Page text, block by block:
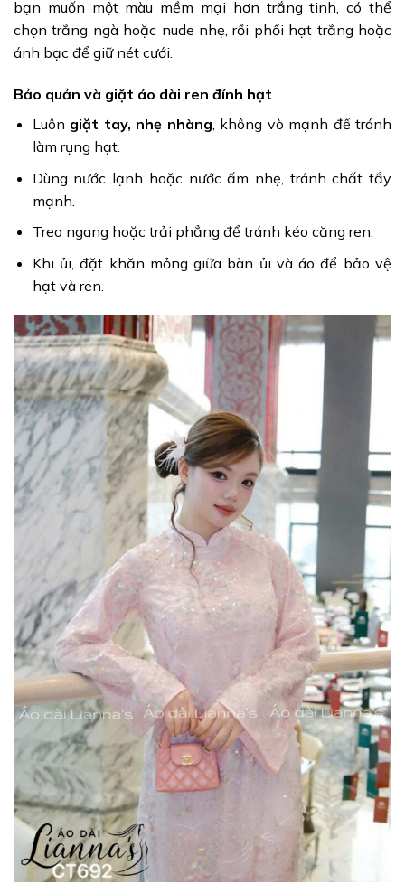
bạn muốn một màu mềm mại hơn trắng tinh, có thể
chọn trắng ngà hoặc nude nhẹ, rồi phối hạt trắng hoặc
ánh bạc để giữ nét cưới.
Bảo quản và giặt áo dài ren đính hạt
Luôn giặt tay, nhẹ nhàng , không vò mạnh để tránh
làm rụng hạt.
Dùng nước lạnh hoặc nước ấm nhẹ, tránh chất tẩy
mạnh.
Treo ngang hoặc trải phẳng để tránh kéo căng ren.
Khi ủi, đặt khăn mỏng giữa bàn ủi và áo để bảo vệ
hạt và ren.